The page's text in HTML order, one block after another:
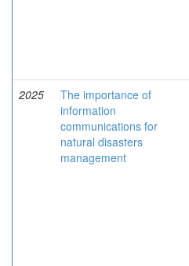
2025
The importance of
information
communications for
natural disasters
management